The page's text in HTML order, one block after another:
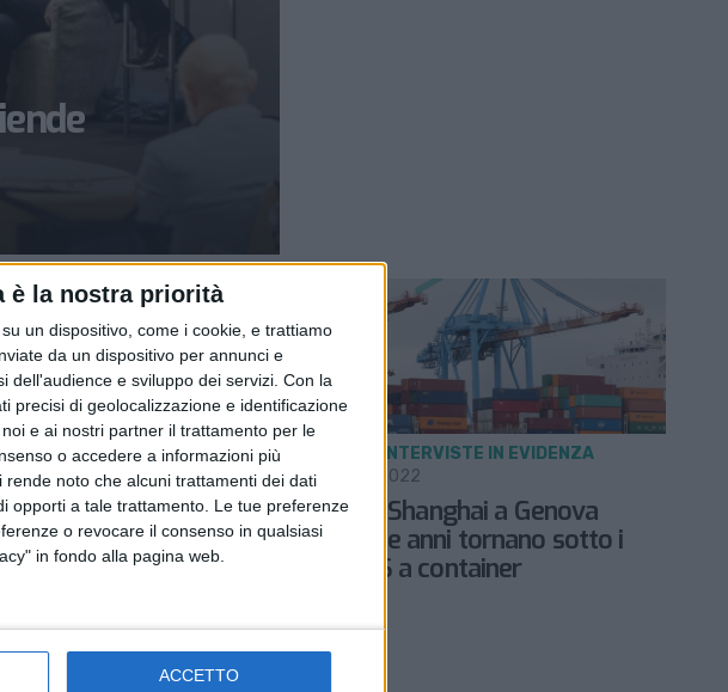
è la nostra priorità
un dispositivo, come i cookie, e trattiamo
da un dispositivo per annunci e
dell'audience e sviluppo dei servizi. Con la
precisi di geolocalizzazione e identificazione
e ai nostri partner il trattamento per le
o accedere a informazioni più
rende noto che alcuni trattamenti dei dati
opporti a tale trattamento. Le tue preferenze
o revocare il consenso in qualsiasi
in fondo alla pagina web.
ACCETTO
di Accudire
dalla Commissione
FORNITORI
2023
I noli da Shanghai a Genova
dopo due anni tornano sotto i
10.000 $ a container
NOTIZIE E INTERVISTE IN EVIDENZA
28 LUGLIO 2022
LE ALTRE NEWS